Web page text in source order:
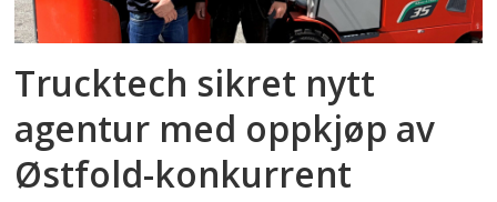
Trucktech sikret nytt
agentur med oppkjøp av
Østfold-konkurrent